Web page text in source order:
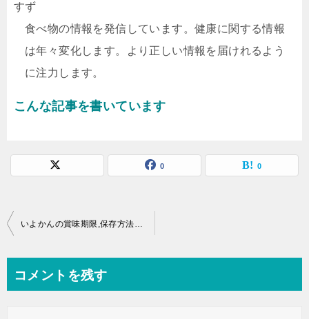
すず
食べ物の情報を発信しています。健康に関する情報
は年々変化します。より正しい情報を届けれるよう
に注力します。
こんな記事を書いています
0 0
投
ビ
いよかんの賞味期限,保存方法は？冷凍いよかんってOK？
コメントを残す